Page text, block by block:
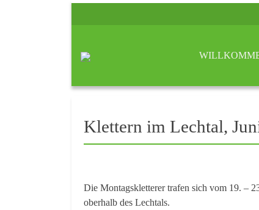
Klettern im Lechtal,
Die Montagskletterer trafen sich vom 19. –
oberhalb des Lechtals.